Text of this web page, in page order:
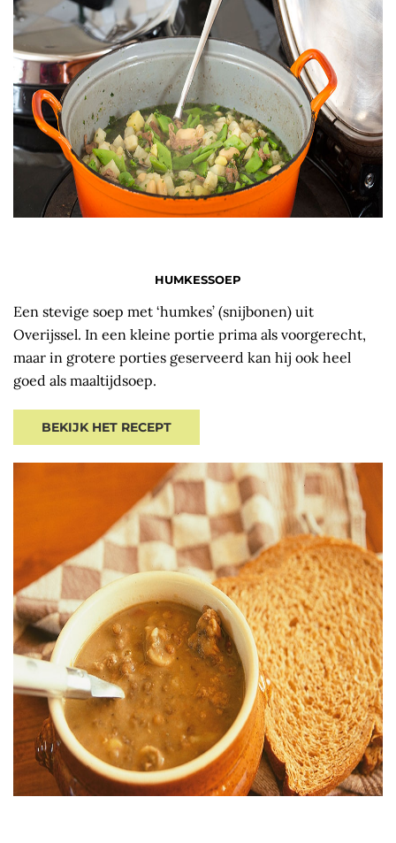
HUMKESSOEP
Een stevige soep met ‘humkes’ (snijbonen) uit
Overijssel. In een kleine portie prima als voorgerecht,
maar in grotere porties geserveerd kan hij ook heel
goed als maaltijdsoep.
BEKIJK HET RECEPT